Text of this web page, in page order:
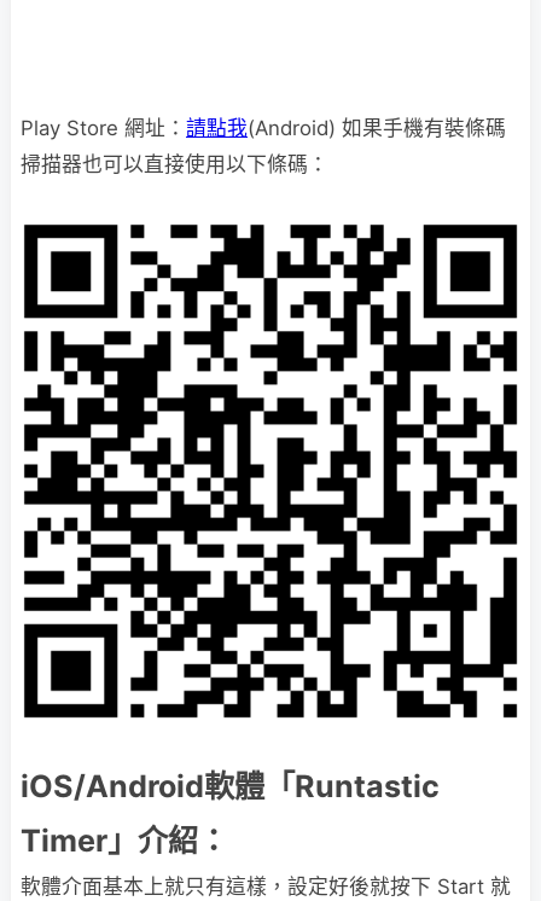
Play Store 網址： 請點我(Android) 如果手機有裝條碼
掃描器也可以直接使用以下條碼：
iOS/Android軟體「Runtastic
Timer」介紹：
軟體介面基本上就只有這樣，設定好後就按下 Start 就